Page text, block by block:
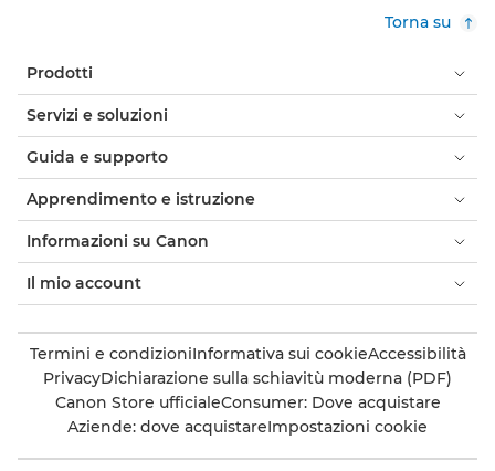
Torna su
Prodotti
Servizi e soluzioni
Guida e supporto
Apprendimento e istruzione
Informazioni su Canon
Il mio account
Termini e condizioniInformativa sui cookieAccessibilità
PrivacyDichiarazione sulla schiavitù moderna (PDF)
Canon Store ufficialeConsumer: Dove acquistare
Aziende: dove acquistareImpostazioni cookie